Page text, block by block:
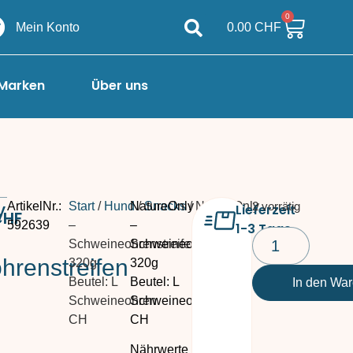
Mein Konto 0.00 CHF
0
Über uns
ArtikelNr.:
592639
Start/ Hund/Snacks/ NatureOnly
–
Schweineohrenstreifen
320g
Beutel: L
Schweineohren
CH
NatureOnly
–
Schweineohrenstreifen
320g
Beutel: L
Schweineohren
CH
Nährwerte
Lieferzeit
1-3 Tage
2 vorrätig
In den